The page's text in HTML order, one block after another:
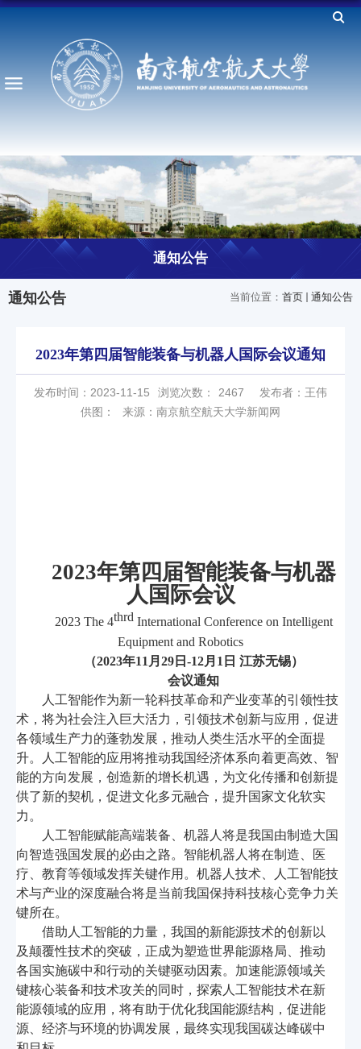
通知公告
当前位置： 首页 通知公告
通知公告
​2023年第四届智能装备与机器人国际会议通知
发布时间：2023-11-15 浏览次数： 2467
发布者：王伟
供图：
来源：南京航空航天大学新闻网
2023年第四届智能装备与机器
人国际会议
2023 The 4thrdInternational Conference on Intelligent
Equipment and Robotics
（2023年11 月 29日 -12月 1 日 江苏无锡）
会议通知
人工智能作为新一轮科技革命和产业变革的引领性技
术，将为社会注入巨大活力，引领技术创新与应用，促进
各领域生产力的蓬勃发展，推动人类生活水平的全面提
升。人工智能的应用将推动我国经济体系向着更高效、智
能的方向发展，创造新的增长机遇，为文化传播和创新提
供了新的契机，促进文化多元融合，提升国家文化软实
力。
人工智能赋能高端装备、机器人将是我国由制造大国
向智造强国发展的必由之路。智能机器人将在制造、医
疗、教育等领域发挥关键作用。机器人技术、人工智能技
术与产业的深度融合将是当前我国保持科技核心竞争力关
键所在。
借助人工智能的力量，我国的新能源技术的创新以
及颠覆性技术的突破，正成为塑造世界能源格局、推动
各国实施碳中和行动的关键驱动因素。加速能源领域关
键核心装备和技术攻关的同时，探索人工智能技术在新
能源领域的应用，将有助于优化我国能源结构，促进能
源、经济与环境的协调发展，最终实现我国碳达峰碳中